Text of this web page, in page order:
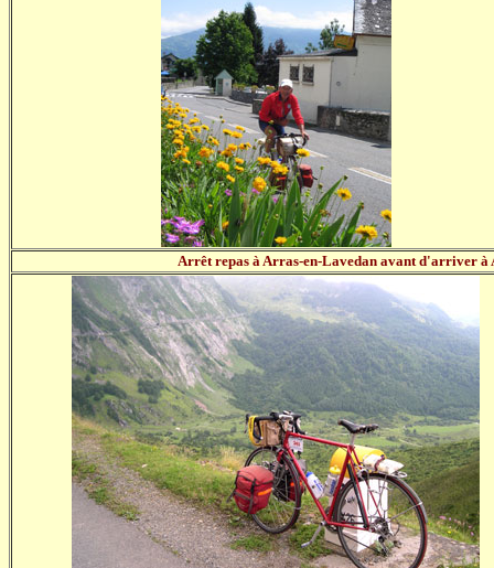
Arrêt repas à Arras-en-Lavedan avant d'arriver à